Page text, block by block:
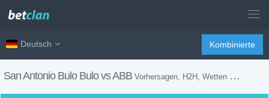
Deutsch Kombinierte
San Antonio Bulo Bulo vs ABB Vorhersagen, H2H, Wetten Tipps und Spiel Vorschau